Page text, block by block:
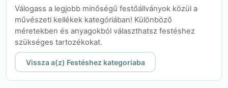
Válogass a legjobb minőségű festőállványok közül a
művészeti kellékek kategóriában! Különböző
méretekben és anyagokból választhatsz festéshez
szükséges tartozékokat.
Vissza a(z) Festéshez kategoriaba